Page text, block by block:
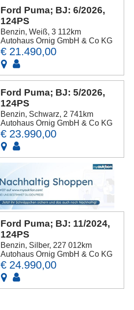
Ford Puma; BJ: 6/2026,
124PS
Benzin, Weiß, 3 112km
Autohaus Ornig GmbH & Co KG
€ 21.490,00
Ford Puma; BJ: 5/2026,
124PS
Benzin, Schwarz, 2 741km
Autohaus Ornig GmbH & Co KG
€ 23.990,00
Ford Puma; BJ: 11/2024,
124PS
Benzin, Silber, 227 012km
Autohaus Ornig GmbH & Co KG
€ 24.990,00